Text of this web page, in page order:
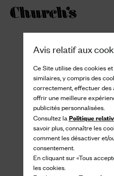
Avis relatif aux
Ce Site utilise des cookies
similaires, y compris des
correctement, effectuer des
offrir une meilleure
publicités personnalisées.
Consultez la Politique
savoir plus, connaître les
comment les désactiver et/
consentement.
En cliquant sur «Tous
les cookies.